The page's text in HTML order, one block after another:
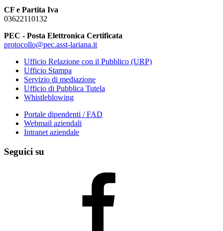
CF e Partita Iva
03622110132
PEC - Posta Elettronica Certificata
protocollo@pec.asst-lariana.it
Ufficio Relazione con il Pubblico (URP)
Ufficio Stampa
Servizio di mediazione
Ufficio di Pubblica Tutela
Whistleblowing
Portale dipendenti / FAD
Webmail aziendali
Intranet aziendale
Seguici su